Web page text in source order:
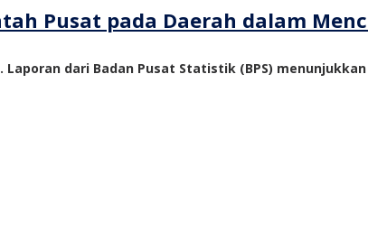
Pusat pada Daerah dalam
dari Badan Pusat Statistik (BPS)